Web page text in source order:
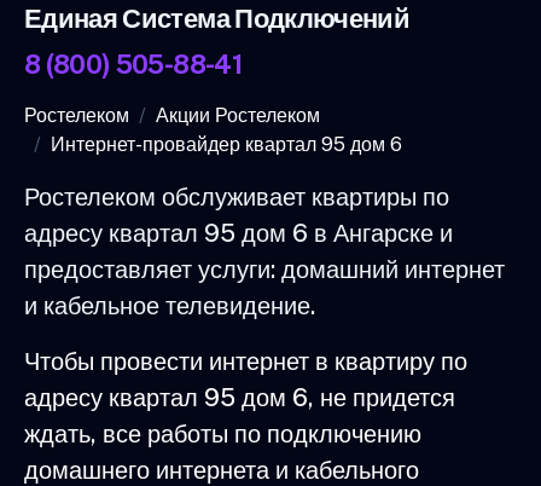
Единая Система Подключений
8 (800) 505-88-41
Ростелеком
Акции Ростелеком
Интернет-провайдер квартал 95 дом 6
Ростелеком обслуживает квартиры по
адресу квартал 95 дом 6 в Ангарске и
предоставляет услуги: домашний интернет
и кабельное телевидение.
Чтобы провести интернет в квартиру по
адресу квартал 95 дом 6, не придется
ждать, все работы по подключению
домашнего интернета и кабельного